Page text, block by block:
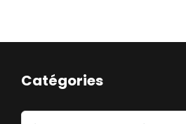
Catégories
Catégories